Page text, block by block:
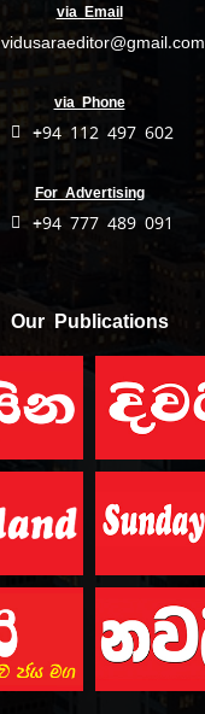
via Email
vidusaraeditor@gmail.com
via Phone
+94 112 497 602
For Advertising
+94 777 489 091
Our Publications